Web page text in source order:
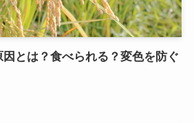
とは？食べられる？変色を防ぐ